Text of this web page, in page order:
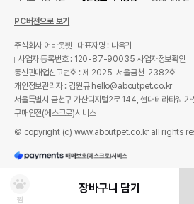
찜
장바구니 담기
PC버전으로 보기
주식회사 어바웃펫
대표자명 : 나옥귀
사업자 등록번호 : 120-87-90035사업자정보확인
통신판매업신고번호 : 제 2025-서울금천-2382호
개인정보관리자 : 김원규 hello@aboutpet.co.kr
서울특별시 금천구 가산디지털2로 144, 현대테라타워
구매안전(에스크로)서비스
© copyright (c) www.aboutpet.co.kr all rights